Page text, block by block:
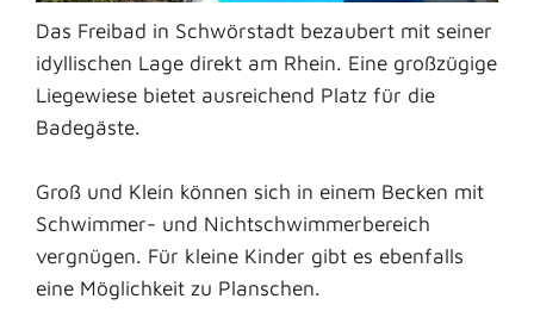
Das Freibad in Schwörstadt bezaubert mit seiner
idyllischen Lage direkt am Rhein. Eine großzügige
Liegewiese bietet ausreichend Platz für die
Badegäste.
Groß und Klein können sich in einem Becken mit
Schwimmer- und Nichtschwimmerbereich
vergnügen. Für kleine Kinder gibt es ebenfalls
eine Möglichkeit zu Planschen.